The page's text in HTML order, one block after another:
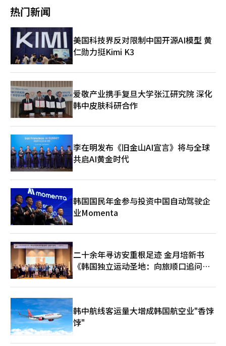
拟于今年第三季度面向中国团体游客实施免签入境政策，航空业界
年萨德风波前。 业界人士指出，中国航线票价相对低廉，当地物
价水平也较低，成为高通胀时代的热门旅游目的地。 进入今年
后，中日航线旅客进一步增长的同时，其他中长途国际航线旅客增
幅较小或出现下滑。从仁川机场出发搭乘美洲航线的旅客人数为
209万人次，欧洲航线为136.5万人次，分别增长8.9%和1.7%，搭
乘东南亚航线和大洋洲航线的为706.4万人次和84.7万人次，分别
下降3.4%和14.1%。
游客申请签证需要支付至少7.5万韩元，等待时间最长达到10天。
此外，申请时还需要提供家庭成员信息，男性需要填写兵役经历，
令不少游客望而却步。免签政策的试行大幅降低韩国游客前往中国
旅游的门槛。
热门新闻
美国科技界反对限制中国开源AI模型 黄
仁勋力挺Kimi K3
爱敬产业携手复旦大学张江研究院 深化
韩中皮肤科研合作
李在明发布《旧金山AI宣言》将与全球
共启AI黄金时代
韩国国民年金参与投资中国自动驾驶企
业Momenta
二十余年寻访安重根足迹 金月培新书
《韩国独立运动圣地：向旅顺口追问历
韩中航线客运量大增成韩国航空业"香饽
饽"